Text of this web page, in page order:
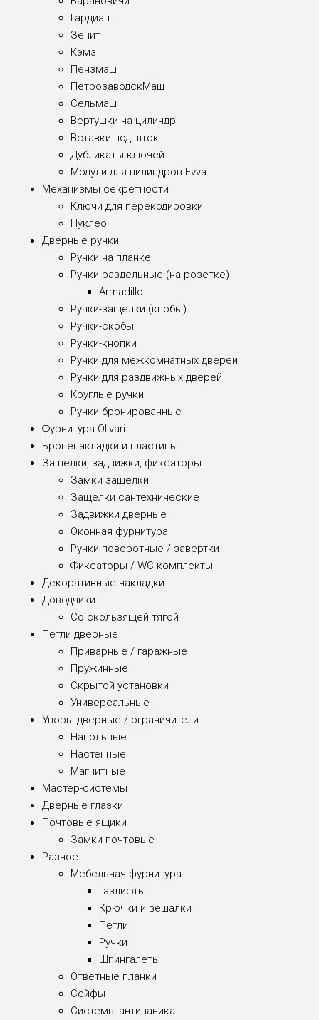
Гардиан
Зенит
Кэмз
Пензмаш
ПетрозаводскМаш
Сельмаш
Вертушки на цилиндр
Вставки под шток
Дубликаты ключей
Модули для цилиндров Evva
Механизмы секретности
Ключи для перекодировки
Нуклео
Дверные ручки
Ручки на планке
Ручки раздельные (на розетке)
Armadillo
Ручки-защелки (кнобы)
Ручки-скобы
Ручки-кнопки
Ручки для межкомнатных дверей
Ручки для раздвижных дверей
Круглые ручки
Ручки бронированные
Фурнитура Olivari
Броненакладки и пластины
Защелки, задвижки, фиксаторы
Замки защелки
Защелки сантехнические
Задвижки дверные
Оконная фурнитура
Ручки поворотные / завертки
Фиксаторы / WC-комплекты
Декоративные накладки
Доводчики
Со скользящей тягой
Петли дверные
Приварные / гаражные
Пружинные
Скрытой установки
Универсальные
Упоры дверные / ограничители
Напольные
Настенные
Магнитные
Мастер-системы
Дверные глазки
Почтовые ящики
Замки почтовые
Разное
Мебельная фурнитура
Газлифты
Крючки и вешалки
Петли
Ручки
Шпингалеты
Ответные планки
Сейфы
Системы антипаника